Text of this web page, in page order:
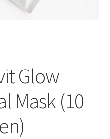
Glow
Mask (10